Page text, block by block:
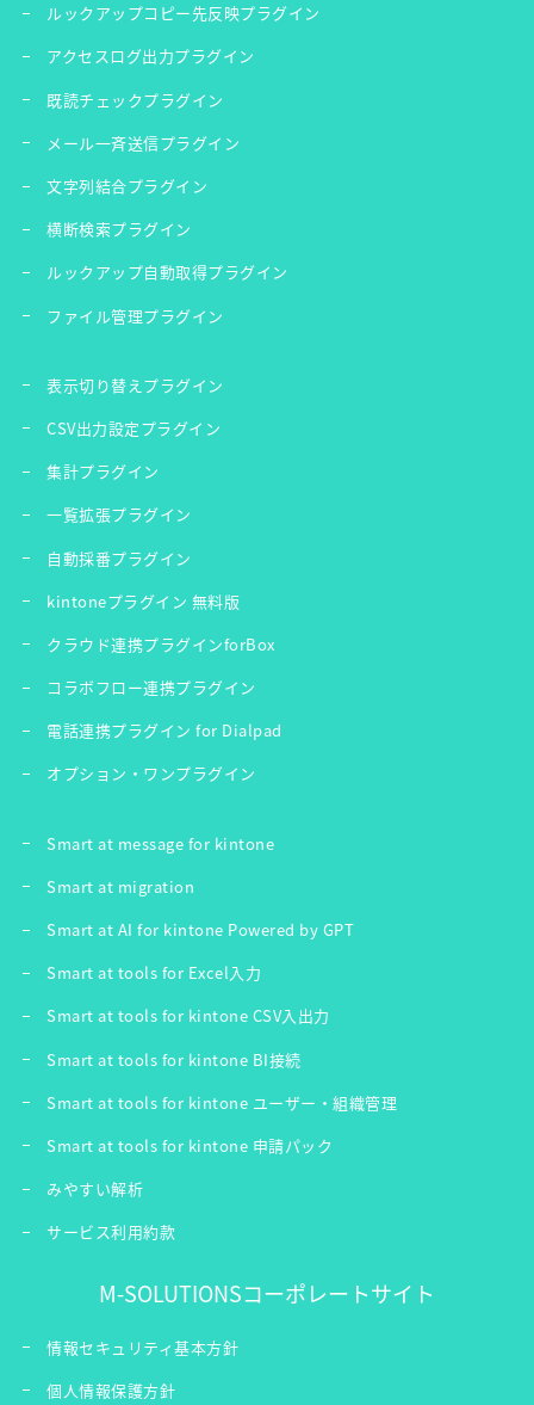
ルックアップコピー先反映プラグイン
アクセスログ出力プラグイン
既読チェックプラグイン
メール一斉送信プラグイン
文字列結合プラグイン
横断検索プラグイン
ルックアップ自動取得プラグイン
ファイル管理プラグイン
表示切り替えプラグイン
CSV出力設定プラグイン
集計プラグイン
一覧拡張プラグイン
自動採番プラグイン
kintoneプラグイン 無料版
クラウド連携プラグインforBox
コラボフロー連携プラグイン
電話連携プラグイン for Dialpad
オプション・ワンプラグイン
Smart at message for kintone
Smart at migration
Smart at AI for kintone Powered by GPT
Smart at tools for Excel入力
Smart at tools for kintone CSV入出力
Smart at tools for kintone BI接続
Smart at tools for kintone ユーザー・組織管理
Smart at tools for kintone 申請パック
みやすい解析
サービス利用約款
M-SOLUTIONSコーポレートサイト
情報セキュリティ基本方針
個人情報保護方針